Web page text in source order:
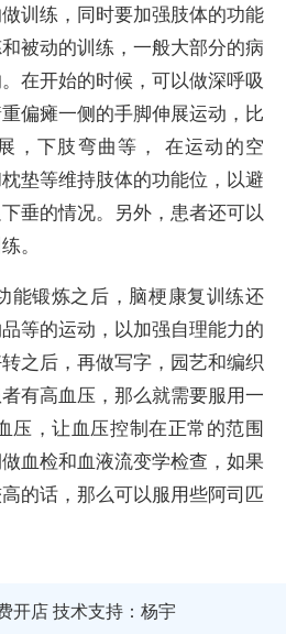
训练，同时要加强肢体的功能
被动的训练，一般大部分的病
在开始的时候，可以做深呼吸
偏瘫一侧的手脚伸展运动，比
，下肢弯曲等， 在运动的空
垫等维持肢体的功能位，以避
垂的情况。另外，患者还可以
。
能锻炼之后，脑梗康复训练还
等的运动，以加强自理能力的
之后，再做写字，园艺和编织
有高血压，那么就需要服用一
压，让血压控制在正常的范围
血检和血液流变学检查，如果
的话，那么可以服用些阿司匹
开店技术支持：杨宇